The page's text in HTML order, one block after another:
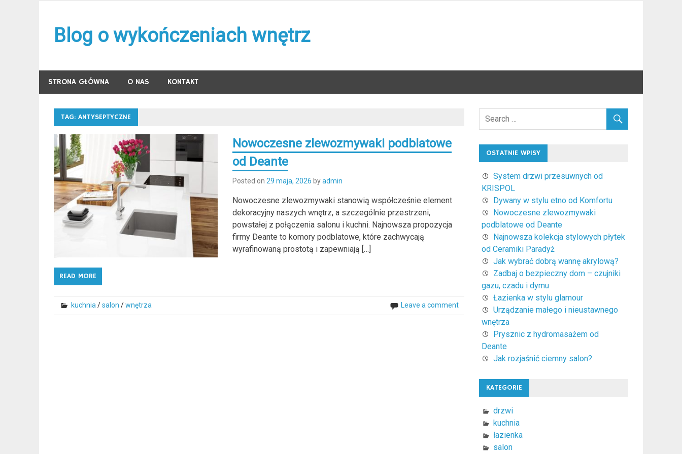
contentBlog o wykończeniach wnętrz
STRONA GŁÓWNA O NAS KONTAKT
TAG: ANTYSEPTYCZNE
Nowoczesne zlewozmywaki podblatowe
od Deante
Posted on29 maja, 2026 byadmin
Nowoczesne zlewozmywaki stanowią współcześnie element
dekoracyjny naszych wnętrz, a szczególnie przestrzeni,
powstałej z połączenia salonu i kuchni. Najnowsza propozycja
firmy Deante to komory podblatowe, które zachwycają
wyrafinowaną prostotą i zapewniają […]
READ MORE
kuchnia /salon /wnętrza Leave a comment
OSTATNIE WPISY
System drzwi przesuwnych od
KRISPOL
Dywany w stylu etno od Komfortu
Nowoczesne zlewozmywaki
podblatowe od Deante
Najnowsza kolekcja stylowych płytek
od Ceramiki Paradyż
Jak wybrać dobrą wannę akrylową?
Zadbaj o bezpieczny dom – czujniki
gazu, czadu i dymu
Łazienka w stylu glamour
Urządzanie małego i nieustawnego
wnętrza
Prysznic z hydromasażem od
Deante
Jak rozjaśnić ciemny salon?
KATEGORIE
drzwi
kuchnia
łazienka
salon